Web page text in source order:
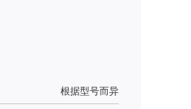
根据型号而异